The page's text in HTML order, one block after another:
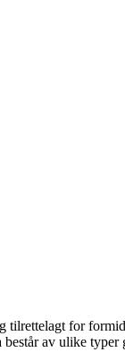
tilrettelagt for
av ulike typer